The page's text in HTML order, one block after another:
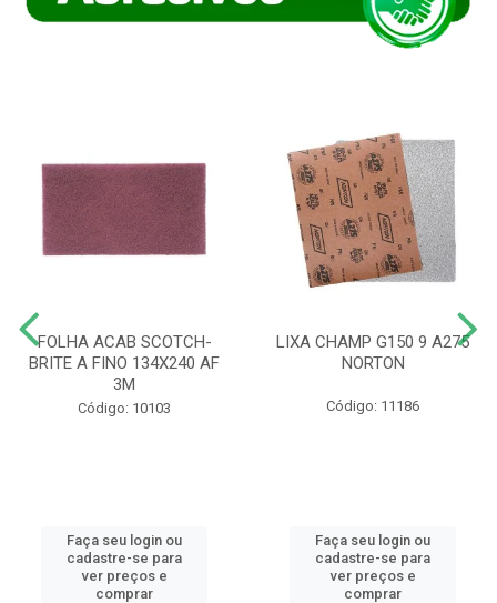
FOLHA ACAB SCOTCH-
BRITE A FINO 134X240 AF
3M
Código: 10103
Faça seu login ou
cadastre-se para
ver preços e
comprar
LIXA CHAMP G150 9 A275
NORTON
Código: 11186
Faça seu login ou
cadastre-se para
ver preços e
comprar